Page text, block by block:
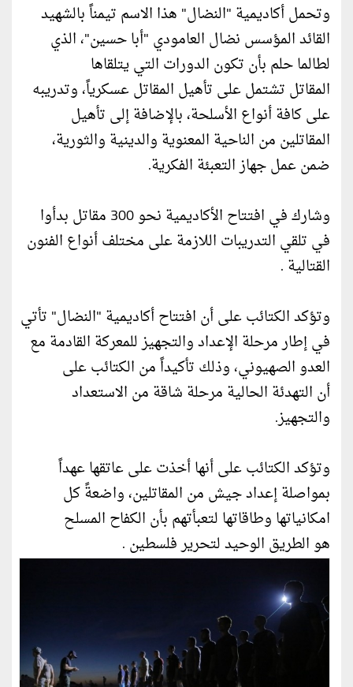
وتحمل أكاديمية "النضال" هذا الاسم تيمناً بالشهيد
القائد المؤسس نضال العامودي "أبا حسين"، الذي
لطالما حلم بأن تكون الدورات التي يتلقاها
المقاتل تشتمل على تأهيل المقاتل عسكرياً، وتدريبه
على كافة أنواع الأسلحة، بالإضافة إلى تأهيل
المقاتلين من الناحية المعنوية والدينية والثورية،
ضمن عمل جهاز التعبئة الفكرية.
وشارك في افتتاح الأكاديمية نحو 300 مقاتل بدأوا
في تلقي التدريبات اللازمة على مختلف أنواع الفنون
القتالية .
وتؤكد الكتائب على أن افتتاح أكاديمية "النضال" تأتي
في إطار مرحلة الإعداد والتجهيز للمعركة القادمة مع
العدو الصهيوني، وذلك تأكيداً من الكتائب على
أن التهدئة الحالية مرحلة شاقة من الاستعداد
والتجهيز.
وتؤكد الكتائب على أنها أخذت على عاتقها عهداً
بمواصلة إعداد جيش من المقاتلين، واضعةً كل
امكانياتها وطاقاتها لتعبأتهم بأن الكفاح المسلح
هو الطريق الوحيد لتحرير فلسطين .